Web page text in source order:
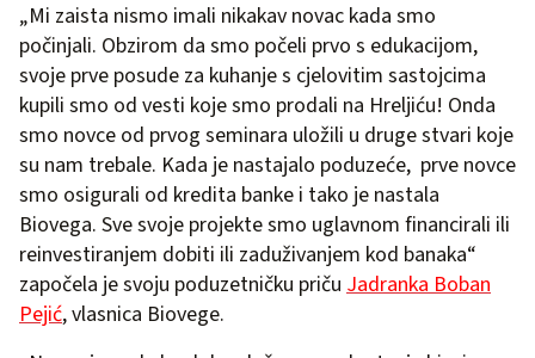
„Mi zaista nismo imali nikakav novac kada smo
počinjali. Obzirom da smo počeli prvo s edukacijom,
svoje prve posude za kuhanje s cjelovitim sastojcima
kupili smo od vesti koje smo prodali na Hreljiću! Onda
smo novce od prvog seminara uložili u druge stvari koje
su nam trebale. Kada je nastajalo poduzeće, prve novce
smo osigurali od kredita banke i tako je nastala
Biovega. Sve svoje projekte smo uglavnom financirali ili
reinvestiranjem dobiti ili zaduživanjem kod banaka“
započela je svoju poduzetničku priču Jadranka Boban
Pejić, vlasnica Biovege.